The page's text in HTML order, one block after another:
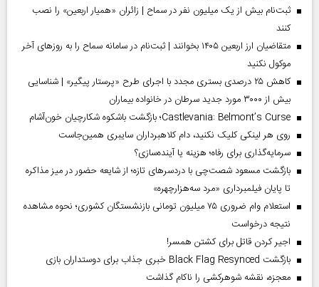
ثبت‌نام بیش از یک میلیون نفر در سماح | زائران «همیار اربعین» را نصب
کنند
متقاضیان ارز اربعین ۱۴۰۵ بخوانند | ثبت‌نام در سامانه سماح را به روز‌های آخر
موکول نکنید
کاهش ۲۵ درصدی بستری مجدد با اجرای طرح «پرستار پیگیر» | شناسایی
بیش از ۳۰۰۰ مورد جدید سرطان در خانواده بیماران
Castlevania: Belmont’s Curse؛ بازگشت باشکوه شکارچیان خون‌آشام
روی هر لینکی کلیک نکنید، دام کلاهبرداران سایبری همین‌جاست
سرمایه‌گذاری برای رفاه؛ هزینه یا آینده‌سازی؟
بازگشت مسعود شصت‌چی با دردسر‌های تازه؛ از شایعه حضور در میز مذاکره
تا پایان فیلمبرداری «مرد سه‌هزارچهره»
استعلام وام ضروری ۷۵ میلیون تومانی بازنشستگان کشوری؛ نحوه مشاهده
نتیجه درخواست
اجیر کردن قاتل برای کشتن همسر!
بازگشت Black Flag Resynced خبری جذاب برای دوستداران بازی
معجزه، نقشه شوهرکشی را ناکام گذاشت